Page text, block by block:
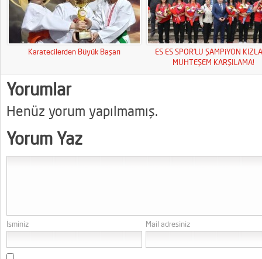
Karatecilerden Büyük Başarı
ES ES SPOR’LU ŞAMPiYON
MUHTEŞEM KARŞILAMA!
Yorumlar
Henüz yorum yapılmamış.
Yorum Yaz
İsminiz Mail adresiniz